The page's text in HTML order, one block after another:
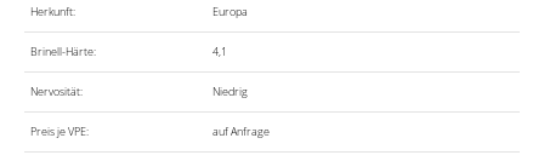
Herkunft: Europa
Brinell-Härte: 4,1
Nervosität: Niedrig
Preis je VPE: auf Anfrage